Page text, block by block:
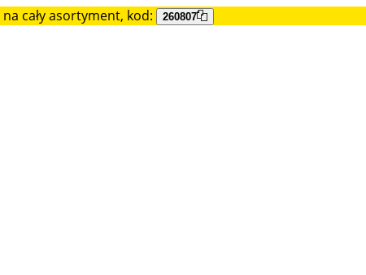
na cały asortyment, kod: 260807